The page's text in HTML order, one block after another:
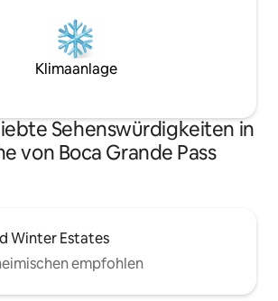
Klimaanlage
Sehenswürdigkeiten in
von Boca Grande Pass
Winter Estates
empfohlen